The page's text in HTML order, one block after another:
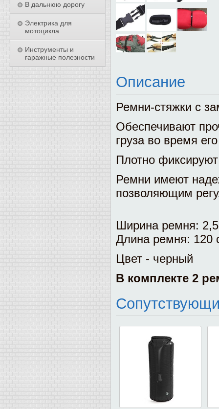
В дальнюю дорогу
Электрика для
мотоцикла
Инструменты и
гаражные полезности
Описание
Ремни-стяжки с
Обеспечивают
груза во время
Плотно
Ремни имеют
позволяющим
Ширина ремня:
Длина ремня: 120
Цвет - черный
В комплекте 2